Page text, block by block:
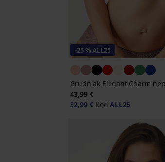
-25 % ALL25
Grudnjak Elegant Charm
43,99 €
32,99 € Kod ALL25